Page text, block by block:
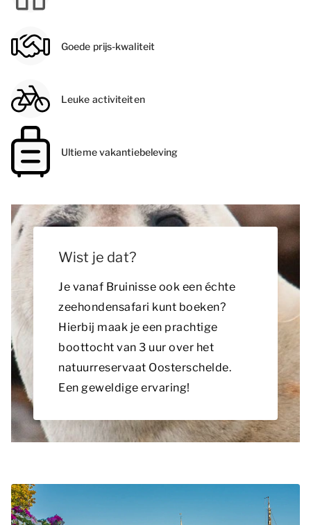
Goede prijs-kwaliteit
Leuke activiteiten
Ultieme vakantiebeleving
Wist je dat?
Je vanaf Bruinisse ook een échte
zeehondensafari kunt boeken?
Hierbij maak je een prachtige
boottocht van 3 uur over het
natuurreservaat Oosterschelde.
Een geweldige ervaring!